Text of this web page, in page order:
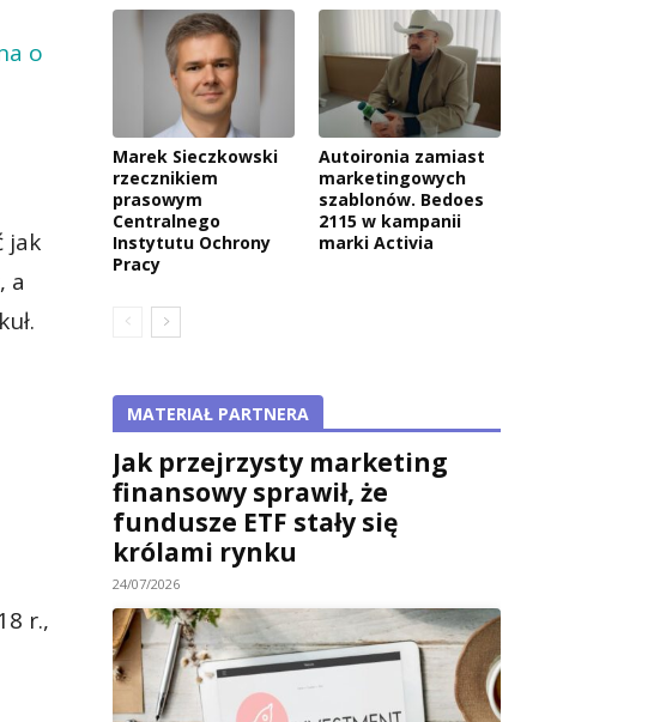
o
jak
a
r.,
Marek Sieczkowski
rzecznikiem
prasowym
Centralnego
Instytutu Ochrony
Pracy
Autoironia zamiast
marketingowych
szablonów. Bedoes
2115 w kampanii
marki Activia
MATERIAŁ PARTNERA
Jak przejrzysty marketing
finansowy sprawił, że
fundusze ETF stały się
królami rynku
24/07/2026